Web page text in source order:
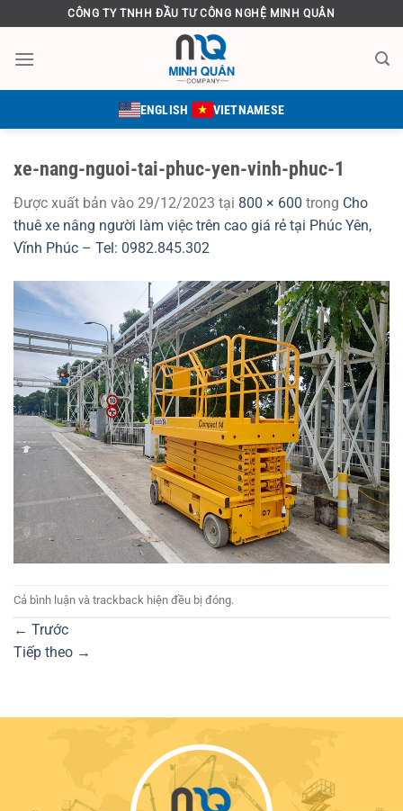
qua
nội
CÔNG TY TNHH ĐẦU TƯ CÔNG NGHỆ MINH QUÂN
ENGLISH VIETNAMESE
xe-nang-nguoi-tai-phuc-yen-vinh-phuc-1
Được xuất bản vào 29/12/2023 tại 800 × 600 trong Cho
thuê xe nâng người làm việc trên cao giá rẻ tại Phúc Yên,
Vĩnh Phúc – Tel: 0982.845.302
Cả bình luận và trackback hiện đều bị đóng.
← Trước
Tiếp theo →